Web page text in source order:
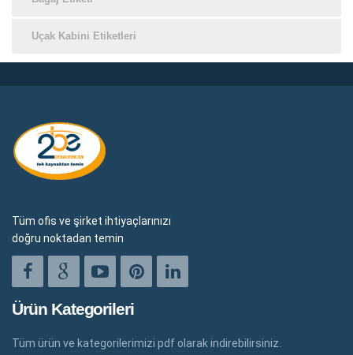
Uçak Kabini Etiketleri
Tüm ofis ve şirket ihtiyaçlarınızı
doğru noktadan temin
Ürün Kategorileri
Tüm ürün ve kategorilerimizi pdf olarak indirebilirsiniz.